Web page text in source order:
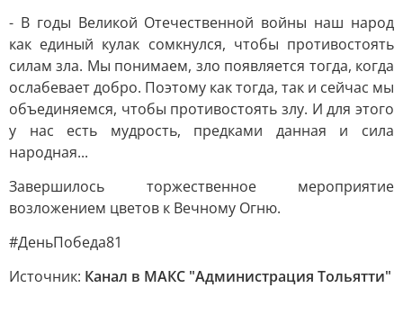
- В годы Великой Отечественной войны наш народ
как единый кулак сомкнулся, чтобы противостоять
силам зла. Мы понимаем, зло появляется тогда, когда
ослабевает добро. Поэтому как тогда, так и сейчас мы
объединяемся, чтобы противостоять злу. И для этого
у нас есть мудрость, предками данная и сила
народная...
Завершилось торжественное мероприятие
возложением цветов к Вечному Огню.
#ДеньПобеда81
Источник: Канал в МАКС "Администрация Тольятти"